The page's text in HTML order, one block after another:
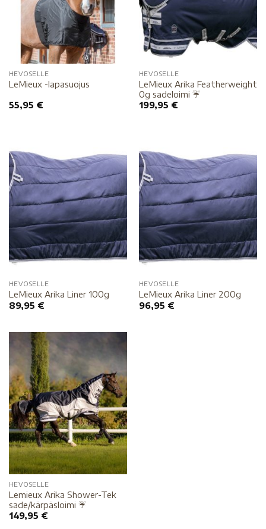
HEVOSELLE
LeMieux -lapasuojus
55,95 €
HEVOSELLE
LeMieux Arika Featherweight
0g sadeloimi ☔️
199,95 €
HEVOSELLE
LeMieux Arika Liner 100g
89,95 €
HEVOSELLE
LeMieux Arika Liner 200g
96,95 €
HEVOSELLE
Lemieux Arika Shower-Tek
sade/kärpäsloimi ☔️
149,95 €